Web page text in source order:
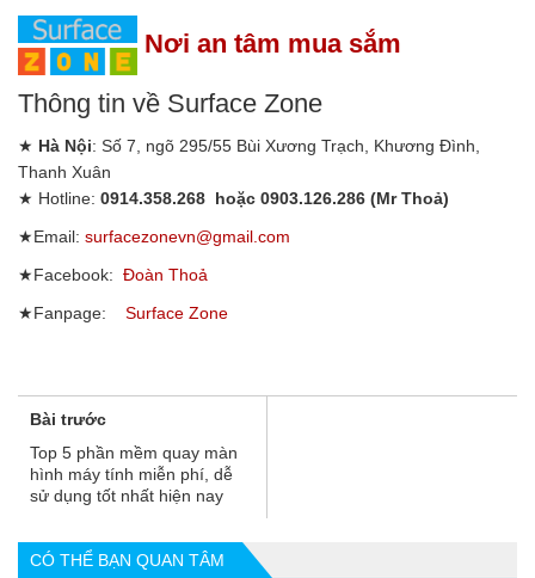
Nơi an tâm mua sắm
Thông tin về Surface Zone
★ Hà Nội: Số 7, ngõ 295/55 Bùi Xương Trạch, Khương Đình,
Thanh Xuân
★ Hotline: 0914.358.268 hoặc 0903.126.286 (Mr Thoả)
★Email: surfacezonevn@gmail.com
★Facebook: Đoàn Thoả
★Fanpage: Surface Zone
Bài trước
Top 5 phần mềm quay màn
hình máy tính miễn phí, dễ
sử dụng tốt nhất hiện nay
CÓ THỂ BẠN QUAN TÂM